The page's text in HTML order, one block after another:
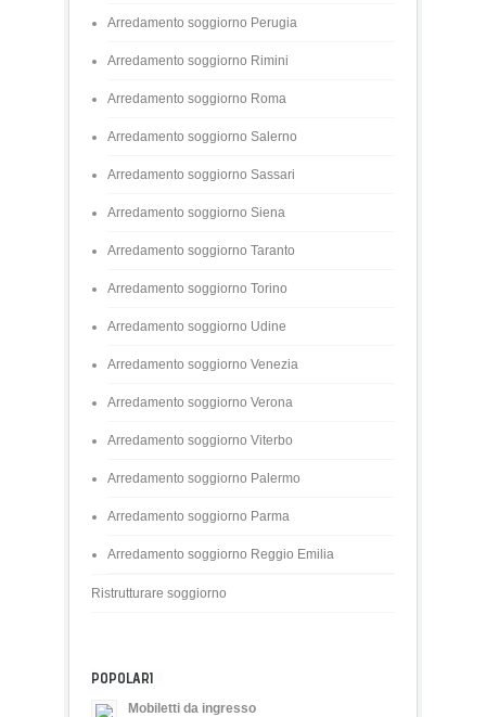
Arredamento soggiorno Perugia
Arredamento soggiorno Rimini
Arredamento soggiorno Roma
Arredamento soggiorno Salerno
Arredamento soggiorno Sassari
Arredamento soggiorno Siena
Arredamento soggiorno Taranto
Arredamento soggiorno Torino
Arredamento soggiorno Udine
Arredamento soggiorno Venezia
Arredamento soggiorno Verona
Arredamento soggiorno Viterbo
Arredamento soggiorno Palermo
Arredamento soggiorno Parma
Arredamento soggiorno Reggio Emilia
Ristrutturare soggiorno
POPOLARI
Mobiletti da ingresso